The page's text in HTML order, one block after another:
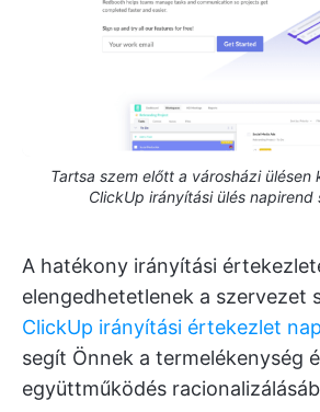
Tartsa szem előtt a városházi
ClickUp irányítási ülés napirend
A hatékony irányítási
elengedhetetlenek a szervezet
ClickUp irányítási értekezlet
segít Önnek a termelékenység
együttműködés